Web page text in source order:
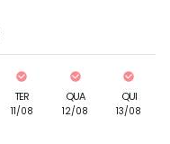
TER
11/08
QUA
12/08
QUI
13/08